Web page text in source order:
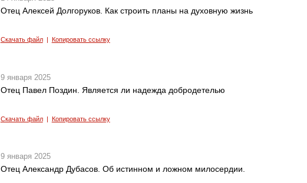
Отец Алексей Долгоруков. Как строить планы на духовную жизнь
Скачать файл| Копировать ссылку
9 января 2025
Отец Павел Поздин. Является ли надежда добродетелью
Скачать файл| Копировать ссылку
9 января 2025
Отец Александр Дубасов. Об истинном и ложном милосердии.